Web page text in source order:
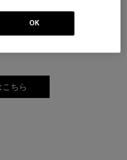
)
こちら
OK